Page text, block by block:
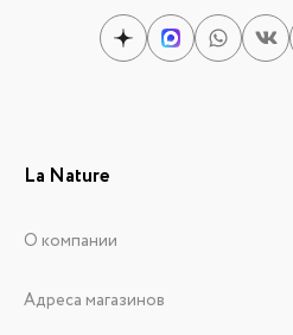
La Nature
О компании
Адреса магазинов